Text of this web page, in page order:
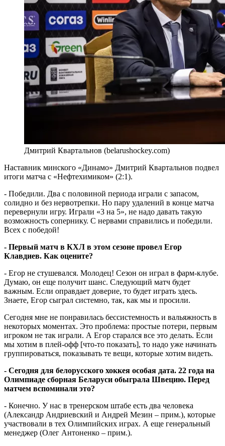
Дмитрий Квартальнов (belarushockey.com)
Наставник минского «Динамо» Дмитрий Квартальнов подвел
итоги матча с «Нефтехимиком» (2:1).
- Победили. Два с половиной периода играли с запасом,
солидно и без нервотрепки. Но пару удалений в конце матча
перевернули игру. Играли «3 на 5», не надо давать такую
возможность сопернику. С нервами справились и победили.
Всех с победой!
- Первый матч в КХЛ в этом сезоне провел Егор
Клавдиев. Как оцените?
- Егор не стушевался. Молодец! Сезон он играл в фарм-клубе.
Думаю, он еще получит шанс. Следующий матч будет
важным. Если оправдает доверие, то будет играть здесь.
Знаете, Егор сыграл системно, так, как мы и просили.
Сегодня мне не понравилась бессистемность и вальяжность в
некоторых моментах. Это проблема: простые потери, первым
игроком не так играли. А Егор старался все это делать. Если
мы хотим в плей-офф [что-то показать], то надо уже начинать
группироваться, показывать те вещи, которые хотим видеть.
- Сегодня для белорусского хоккея особая дата. 22 года на
Олимпиаде сборная Беларуси обыграла Швецию. Перед
матчем вспоминали это?
- Конечно. У нас в тренерском штабе есть два человека
(Александр Андриевский и Андрей Мезин – прим.), которые
участвовали в тех Олимпийских играх. А еще генеральный
менеджер (Олег Антоненко – прим.).